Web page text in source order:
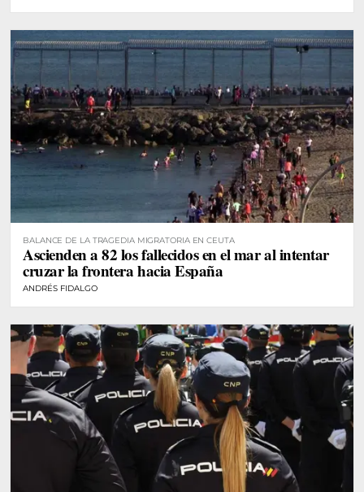
BALANCE DE LA TRAGEDIA MIGRATORIA EN CEUTA
Ascienden a 82 los fallecidos en el mar al intentar
cruzar la frontera hacia España
ANDRÉS FIDALGO